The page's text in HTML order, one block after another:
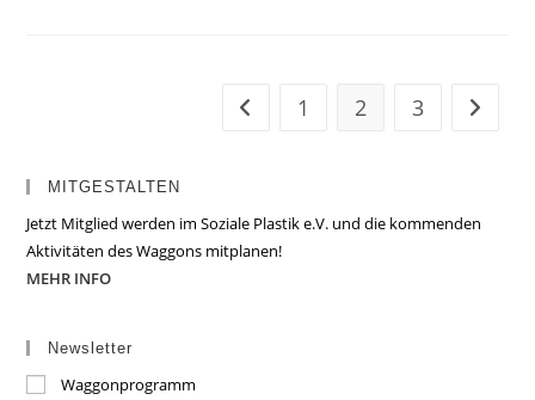
Zur vorherigen Seite
1 2 3 Zur
MITGESTALTEN
Jetzt Mitglied werden im Soziale Plastik e.V. und die kommenden
Aktivitäten des Waggons mitplanen!
MEHR INFO
Newsletter
Waggonprogramm